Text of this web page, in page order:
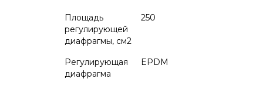
Площадь
регулирующей
диафрагмы, см2
250
Регулирующая
диафрагма
EPDM